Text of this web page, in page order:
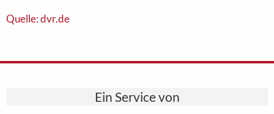
Quelle: dvr.de
Ein Service von